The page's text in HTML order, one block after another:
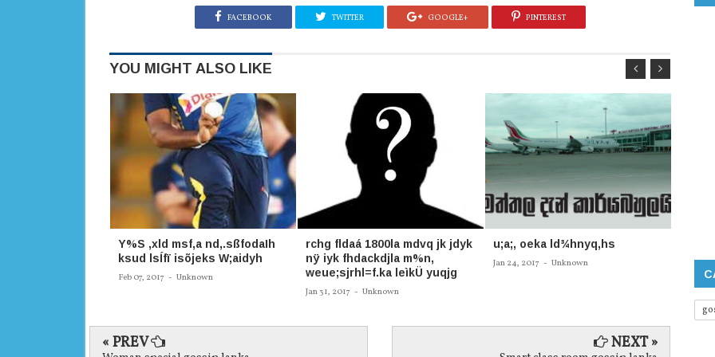
FACEBOOK TWITTER GOOGLE+ PINTEREST
YOU MIGHT ALSO LIKE
Y%S ,xld msf,a nd,.sßfodaIh
ksud lsÍfï isõjeks W;aidyh
Feb 07, 2017 - Unknown
rchg fldaá 1800la‌ mdvq jk jdyk
nÿ iyk fhdackdjla‌ m%n,
weue;sjrhl=f.ka leìkÜ‌ yuqjg
Jan 31, 2017 - Unknown
u;a;, oeka ld¾hnyq,hs
Jan 24, 2017 - Unknown
කළ
Oct 25,
« PREV NEXT »